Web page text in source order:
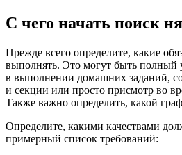
С чего начать поиск
Прежде всего определите, какие
выполнять. Это могут быть полный
в выполнении домашних заданий,
и секции или просто присмотр во
Также важно определить, какой
Определите, какими качествами
примерный список требований: